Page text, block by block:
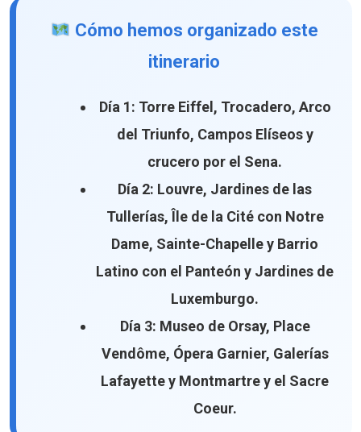
Cómo hemos organizado este
itinerario
Día 1: Torre Eiffel, Trocadero, Arco
del Triunfo, Campos Elíseos y
crucero por el Sena.
Día 2: Louvre, Jardines de las
Tullerías, Île de la Cité con Notre
Dame, Sainte-Chapelle y Barrio
Latino con el Panteón y Jardines de
Luxemburgo.
Día 3: Museo de Orsay, Place
Vendôme, Ópera Garnier, Galerías
Lafayette y Montmartre y el Sacre
Coeur.